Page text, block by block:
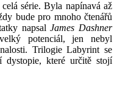
série. Byla napínavá až
bude pro mnoho čtenářů
napsalJames Dashner
potenciál, jen nebyl
Trilogie Labyrint se
které určitě stojí